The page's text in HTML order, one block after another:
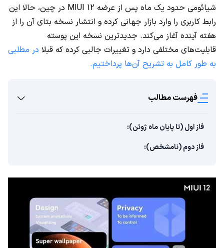
شیائومی حدود یک ماه پس از عرضه MIUI 12 در چین، حالا این
رابط کاربری را وارد بازار جهانی کرده و انتشار نسخه بتای آن را از
هفته آینده آغاز می‌کند. جدیدترین نسخه این پوسته
قابلیت‌های مختلفی دارد و تغییرات جالبی کرده که قبلا در مطلبی
به طور کامل به تشریح آن‌ها پرداختیم.
فهرست مطالب
فاز اول (تا پایان ماه ژوئن):
فاز دوم (نامشخص):